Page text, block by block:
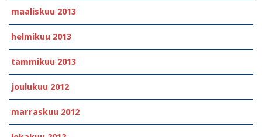
maaliskuu 2013
helmikuu 2013
tammikuu 2013
joulukuu 2012
marraskuu 2012